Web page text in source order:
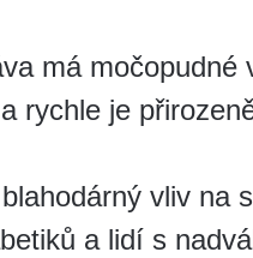
má močopudné
rychle je
vliv na
a lidí s